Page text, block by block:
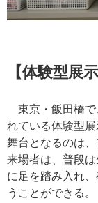
【体験型展
東京・飯田橋で
れている体験型
舞台となるのは、
来場者は、普段
に足を踏み入れ
うことができる。